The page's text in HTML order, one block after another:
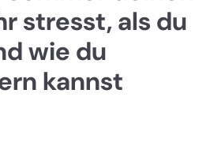
stresst, als du
wie du
kannst